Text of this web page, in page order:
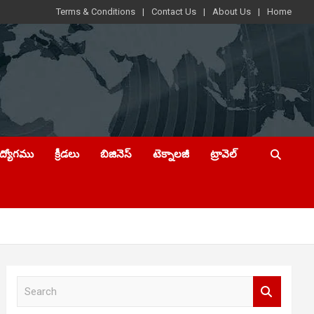
Terms & Conditions Contact Us About Us Home
క్రీడలు బిజినెస్ టెక్నాలజీ ట్రావెల్